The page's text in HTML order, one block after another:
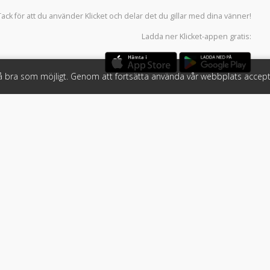
för att du använder Klicket och delar det du gillar med dina vänner!
Ladda ner Klicket-appen gratis:
som möjligt. Genom att fortsätta använda vår webbplats